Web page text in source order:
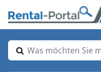
Was möchten Sie